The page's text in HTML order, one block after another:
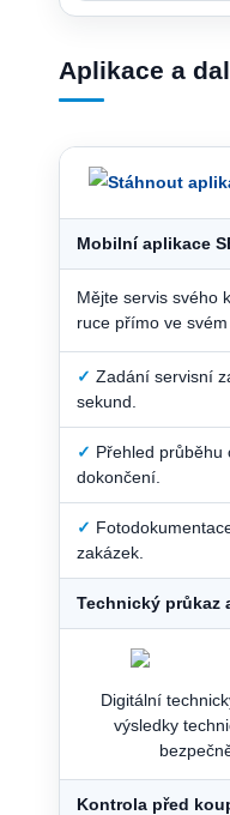
Aplikace a
Mobilní aplikace
Mějte servis svého
ruce přímo ve
✓ Zadání servisní
sekund.
✓ Přehled průběhu
dokončení.
✓
zakázek.
Technický průkaz
Digitální
výsledky
Kontrola před